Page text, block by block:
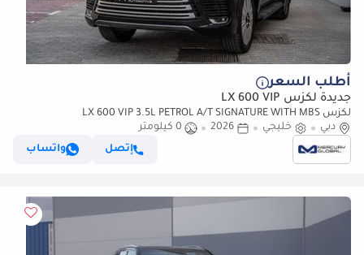
أطلب السعر
جديدة لكزس LX 600 VIP
لكزس LX 600 VIP 3.5L PETROL A/T SIGNATURE WITH MBS
AUTOBIOGRAPHY VIP SEATS (للتصدير فقط)
دبي خليجي 2026
0 كيلومتر
إتصل
واتساب